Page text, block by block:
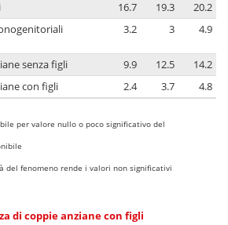
16.7 19.3
20.2
3.2 3 4.9
senza figli 9.9 12.5
14.2
con figli
2.4 3.7 4.8
per valore nullo o poco significativo del
del fenomeno rende i valori non significativi
di coppie anziane con figli